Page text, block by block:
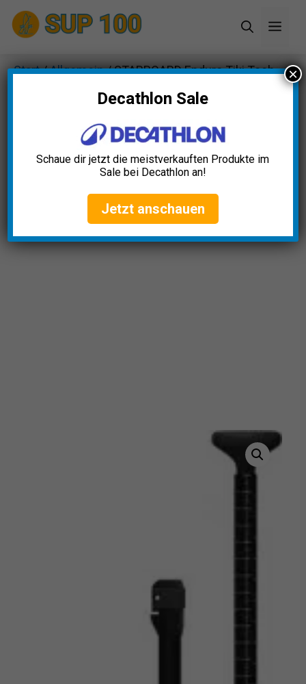
Zum
Inhalt
Start/Allgemein/ STARBOARD Enduro Tiki Tech
Decathlon Sale
Schaue dir jetzt die meistverkauften Produkte im
Sale bei Decathlon an!
Jetzt anschauen
×